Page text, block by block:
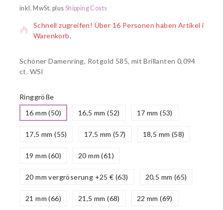
inkl. MwSt. plus Shipping Costs
18 Produkte wurden in den letzten 11 Stunden verkauft
Schnell zugreifen! Über 16 Personen haben Artikel im
Warenkorb.
Schöner Damenring, Rotgold 585, mit Brillanten 0,094
ct. WSI
Ringgröße
16 mm (50)
16,5 mm (52) 17 mm (53)
17,5 mm (55) 17,5 mm (57) 18,5 mm (58)
19 mm (60) 20 mm (61)
20 mm vergröserung +25 € (63) 20,5 mm (65)
21 mm (66) 21,5 mm (68) 22 mm (69)